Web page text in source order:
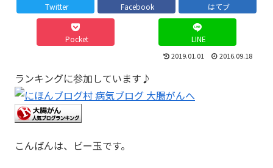
Twitter Facebook はてブ
Pocket LINE
2019.01.01 2016.09.18
ランキングに参加しています♪
こんばんは、ビー玉です。